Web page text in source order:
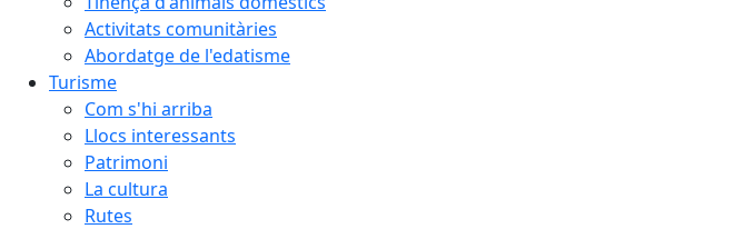
Activitats comunitàries
Abordatge de l'edatisme
Turisme
Com s'hi arriba
Llocs interessants
Patrimoni
La cultura
Rutes